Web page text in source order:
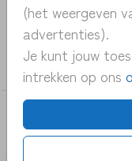
(het weergeven
advertenties).
Je kunt jouw
intrekken op ons
COLLECTIE
meisje
DEZE
LEUK